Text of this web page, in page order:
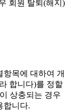
회원 탈퇴(해지)
목에 대하여 개
합니다)를 정할
상충되는 경우
합니다.